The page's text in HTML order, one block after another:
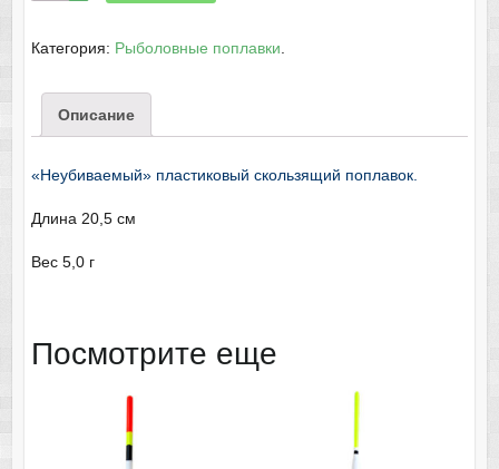
Категория: Рыболовные поплавки
Описание
«Неубиваемый» пластиковый скользящий поплавок.
Длина 20,5 см
Вес 5,0 г
Посмотрите еще